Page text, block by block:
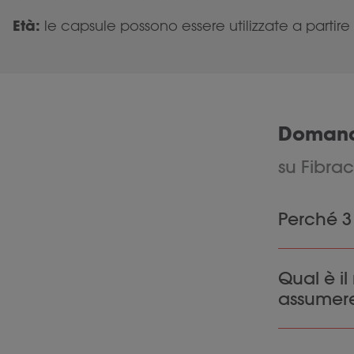
Età: le capsule possono essere utilizzate a
su
Perché
Qual è